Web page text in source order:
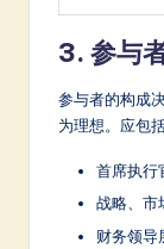
3. 参与
参与者的构成
为理想。应包
首席执行
战略、市
财务领导